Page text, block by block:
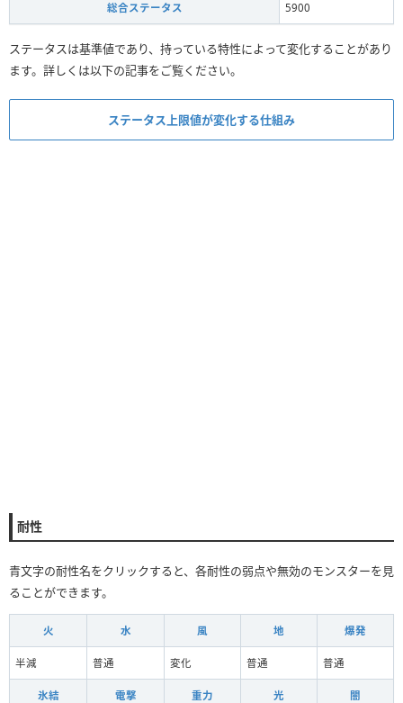
総合ステータス 5900
ステータスは基準値であり、持っている特性によって変化することがあり
ます。詳しくは以下の記事をご覧ください。
ステータス上限値が変化する仕組み
耐性
青文字の耐性名をクリックすると、各耐性の弱点や無効のモンスターを見
ることができます。
火 水 風 地 爆発
半減 普通 変化 普通 普通
氷結 電撃 重力 光 闇